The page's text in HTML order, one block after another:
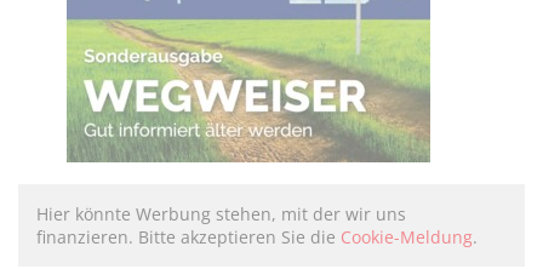
Hier könnte Werbung stehen, mit der wir uns
finanzieren. Bitte akzeptieren Sie die Cookie-Meldung.